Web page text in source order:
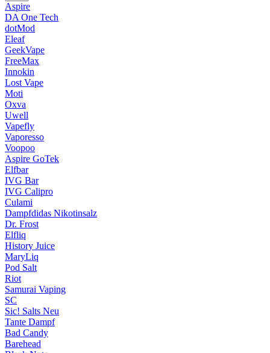
Aspire
DA One Tech
dotMod
Eleaf
GeekVape
FreeMax
Innokin
Lost Vape
Moti
Oxva
Uwell
Vapefly
Vaporesso
Voopoo
Aspire GoTek
Elfbar
IVG Bar
IVG Calipro
Culami
Dampfdidas Nikotinsalz
Dr. Frost
Elfliq
History Juice
MaryLiq
Pod Salt
Riot
Samurai Vaping
SC
Sic! Salts Neu
Tante Dampf
Bad Candy
Barehead